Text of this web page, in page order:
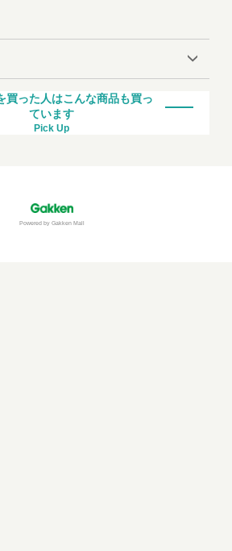
買った人はこんな商品も買っ
ています
Pick Up
Powered by Gakken Mall